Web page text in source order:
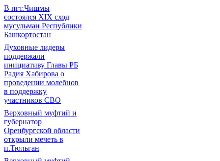
В пгт.Чишмы
состоялся XIX сход
мусульман Республики
Башкортостан
Духовные лидеры
поддержали
инициативу Главы РБ
Радия Хабирова о
проведении молебнов
в поддержку
участников СВО
Верховный муфтий и
губернатор
Оренбургской области
открыли мечеть в
п.Тюльган